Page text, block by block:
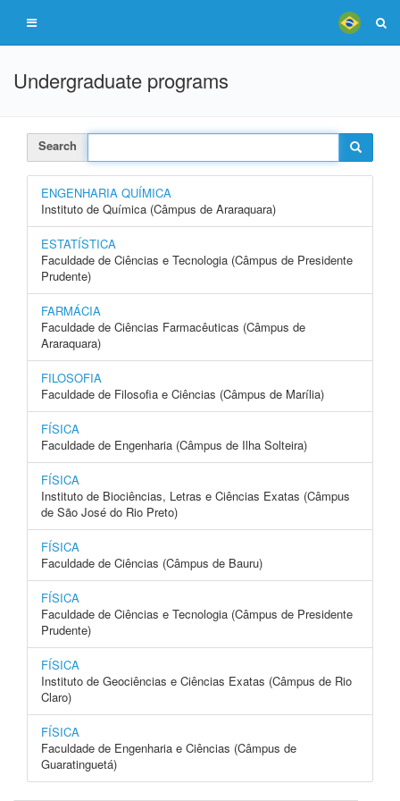
Undergraduate programs
Search
ENGENHARIA QUÍMICA
Instituto de Química (Câmpus de Araraquara)
ESTATÍSTICA
Faculdade de Ciências e Tecnologia (Câmpus de Presidente
Prudente)
FARMÁCIA
Faculdade de Ciências Farmacêuticas (Câmpus de
Araraquara)
FILOSOFIA
Faculdade de Filosofia e Ciências (Câmpus de Marília)
FÍSICA
Faculdade de Engenharia (Câmpus de Ilha Solteira)
FÍSICA
Instituto de Biociências, Letras e Ciências Exatas (Câmpus
de São José do Rio Preto)
FÍSICA
Faculdade de Ciências (Câmpus de Bauru)
FÍSICA
Faculdade de Ciências e Tecnologia (Câmpus de Presidente
Prudente)
FÍSICA
Instituto de Geociências e Ciências Exatas (Câmpus de Rio
Claro)
FÍSICA
Faculdade de Engenharia e Ciências (Câmpus de
Guaratinguetá)